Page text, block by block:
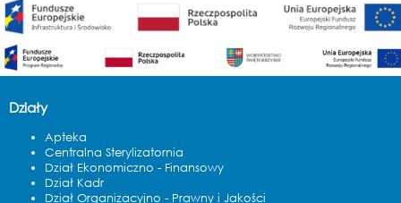
Działy
Apteka
Centralna Sterylizatornia
Dział Ekonomiczno - Finansowy
Dział Kadr
Dział Organizacyjno - Prawny i Jakości